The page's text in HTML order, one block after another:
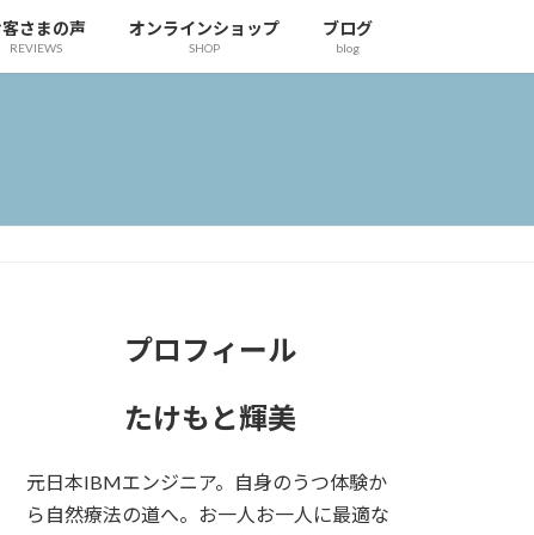
客さまの声
REVIEWS
オンラインショップ
SHOP
ブログ
blog
プロフィール
たけもと輝美
元日本IBMエンジニア。自身のうつ体験か
ら自然療法の道へ。お一人お一人に最適な